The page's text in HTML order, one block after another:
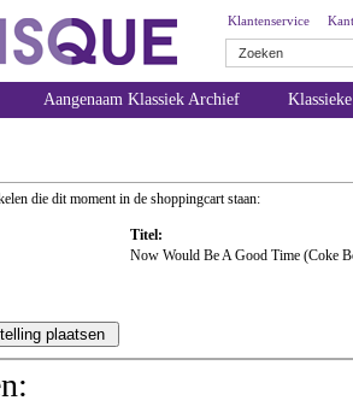
Klantenservice
Aangenaam Klassiek Archief
die dit moment in de shoppingcart staan:
Titel:
Now Would Be A Good Time (Coke